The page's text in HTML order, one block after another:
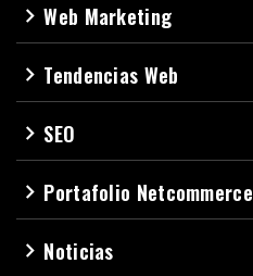
navigate_nextWeb Marketing
navigate_next Tendencias Web
navigate_next SEO
navigate_next Portafolio Netcommerce
navigate_next Noticias